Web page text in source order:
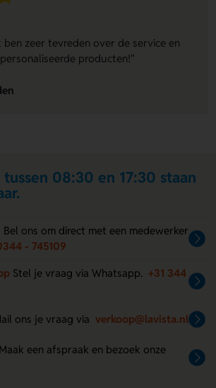
ben zeer tevreden over de service en
producten!"
08:30 en 17:30 staan
Bel ons om direct met een medewerker
- 745109
Stel je vraag via Whatsapp. +31 344
ons je vraag via verkoop@lavista.nl
Maak een afspraak en bezoek onze